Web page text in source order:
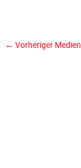
← Vorheriger Medien